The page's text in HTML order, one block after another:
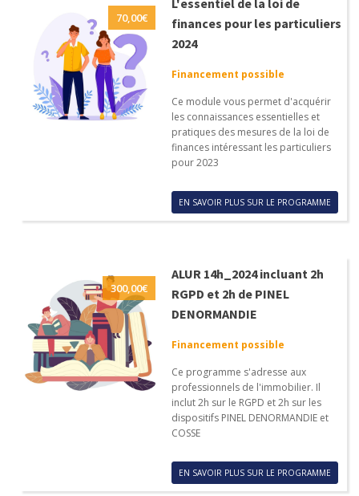
70,00€
finances pour les particuliers
2024
Financement possible
Ce module vous permet d'acquérir
les connaissances essentielles et
pratiques des mesures de la loi de
finances intéressant les particuliers
pour 2023
EN SAVOIR PLUS SUR LE PROGRAMME
300,00€
ALUR 14h_2024 incluant 2h
RGPD et 2h de PINEL
DENORMANDIE
Financement possible
Ce programme s'adresse aux
professionnels de l'immobilier. Il
inclut 2h sur le RGPD et 2h sur les
dispositifs PINEL DENORMANDIE et
COSSE
EN SAVOIR PLUS SUR LE PROGRAMME